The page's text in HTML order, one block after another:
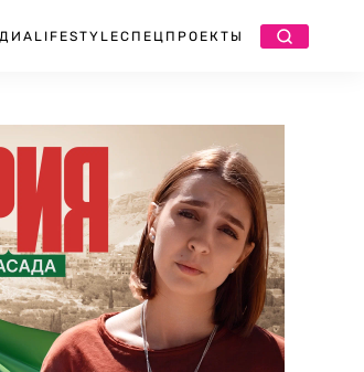
LIFESTYLEСПЕЦПРОЕКТЫ